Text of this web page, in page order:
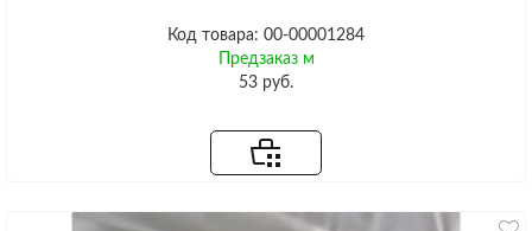
Код товара: 00-00001284
Предзаказ м
53 руб.